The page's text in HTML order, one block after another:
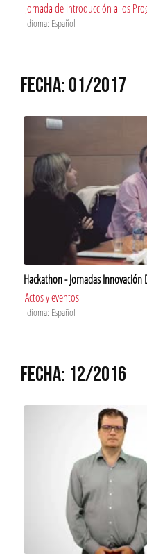
Jornada de Introducción a los
Idioma: Español
FECHA: 01/2017
Hackathon - Jornadas Innovación
Actos y eventos
Idioma: Español
FECHA: 12/2016